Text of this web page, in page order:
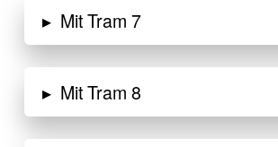
▸ Mit Tram 7
▸ Mit Tram 8